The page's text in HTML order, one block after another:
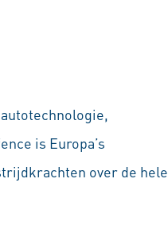
is Europa’s
over de hele